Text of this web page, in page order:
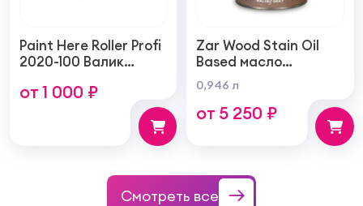
Paint Here Roller Profi
2020-100 Валик
тонкую гладкую
структуру покрытия
от 1 000 ₽
Zar Wood Stain Oil
Based масло
тонирующая по
дереву
0,946 л
от 5 250 ₽
Смотреть все